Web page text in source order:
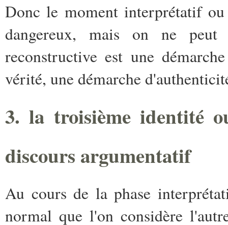
Donc le moment interprétatif
dangereux, mais on ne
reconstructive est une
vérité, une démarche
3. la troisième identité
discours argumentatif
Au cours de la phase
normal que l'on considère